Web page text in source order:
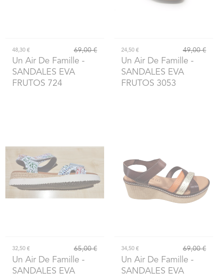
48,30 € 69,00 €
Un Air De Famille -
SANDALES EVA
FRUTOS 724
24,50 € 49,00 €
Un Air De Famille -
SANDALES EVA
FRUTOS 3053
32,50 € 65,00 €
Un Air De Famille -
SANDALES EVA
34,50 € 69,00 €
Un Air De Famille -
SANDALES EVA